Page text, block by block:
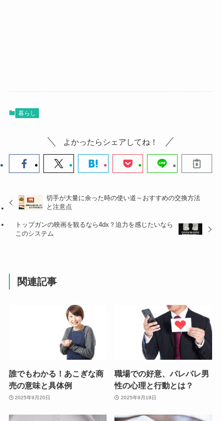
暮らし
よかったらシェアしてね！
切手が大量に余った時の使い道～おすすめの交換方法
と注意点
トップガンの映画を観るなら4dx？迫力を感じたいなら
このシステム
関連記事
誰でもわかる！あこぎな商
売の意味と具体例
2025年9月20日
職場での好意、バレバレ男
性の心理と行動とは？
2025年9月19日